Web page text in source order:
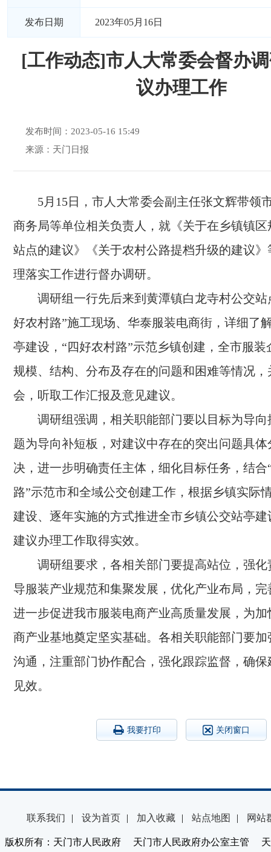
发布日期 2023年05月16日
[工作动态]市人大常委会督办
议办理工作
发布时间：2023-05-16 15:49
来源：天门日报
5月15日，市人大常委会副主任张文辉带领
商务局等单位相关负责人，就《关于在乡镇镇
站点的建议》《关于农村公路提档升级的建议
理落实工作进行督办调研。
调研组一行先后来到黄潭镇白龙寺村公交站
好农村路”施工现场、华泰服装电商街，详细了
亭建设，“四好农村路”示范乡镇创建，全市服装
规模、结构、分布及存在的问题和困难等情况，
会，听取工作汇报及意见建议。
调研组强调，相关职能部门要以目标为导向
题为导向补短板，对建议中存在的突出问题具
决，进一步明确责任主体，细化目标任务，结合
路”示范市和全域公交创建工作，根据乡镇实际
建设、逐年实施的方式推进全市乡镇公交站亭
建议办理工作取得实效。
调研组要求，各相关部门要提高站位，强化
导服装产业规范和集聚发展，优化产业布局，
进一步促进我市服装电商产业高质量发展，为
商产业基地奠定坚实基础。各相关职能部门要
沟通，注重部门协作配合，强化跟踪监督，确
见效。
我要打印 关闭窗口
联系我们 | 设为首页 | 加入收藏 | 站点地图 | 网站
版权所有：天门市人民政府 天门市人民政府办公室主管 天